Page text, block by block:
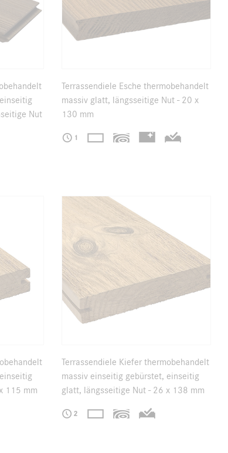
Nut
Terrassendiele Esche thermobehandelt
massiv glatt, längsseitige Nut - 20 x
130 mm
115 mm
Terrassendiele Kiefer thermobehandelt
massiv einseitig gebürstet, einseitig
glatt, längsseitige Nut - 26 x 138 mm